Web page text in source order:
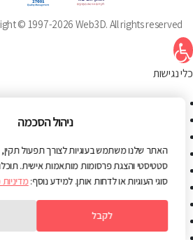
© 1997-2026 Web3D. All rights reserved
פתח סרגל נגישות
כלי נגישות
ניגודיות גבוהה
ניגודיות הפוכה
רקע בהיר
הדגשת קישורים
ניהול הסכמה
האתר שלנו משתמש בעוגיות לצורך תפעול תקין,
סטטיסטי והצגת פרסומות מותאמות אישית.
סוגי העוגיות או לדחות אותן. למידע נוסף:
לקבל